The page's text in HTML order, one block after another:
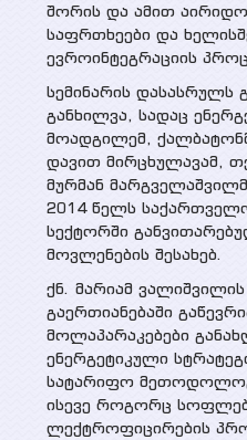
შორის და ამით
საფრთხეები და
ევროინტეგრაციის
სემინარის დასასრულს
განხილვა, სადაც
მოადგილემ,
დავით მირცხულავამ,
მურმან
2014 წელს
სექტორში
მოვლენების შესახებ.
ქნ. მარიამ
გაერთიანებაში
მოლაპარაკებები
ენერგეტიკული
სატარიფო
ისევე როგორც
ლექტროფიცირების